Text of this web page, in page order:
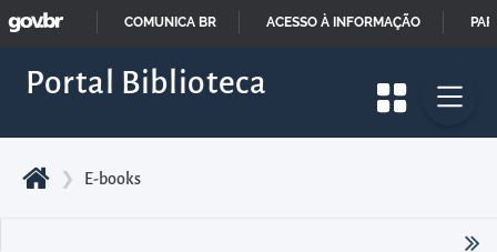
Pular
o
do
conteúdo
Portal Biblioteca
❯ E-books
PARA
GOVBR
COMUNICA BR ACESSO À INFORMAÇÃO